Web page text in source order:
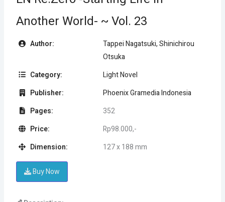
Another World- ~ Vol. 23
Author:
Tappei Nagatsuki, Shinichirou
Otsuka
Category:
Light Novel
Publisher:
Phoenix Gramedia Indonesia
Pages:
352
Price:
Rp98.000,-
Dimension:
127 x 188 mm
Buy Now